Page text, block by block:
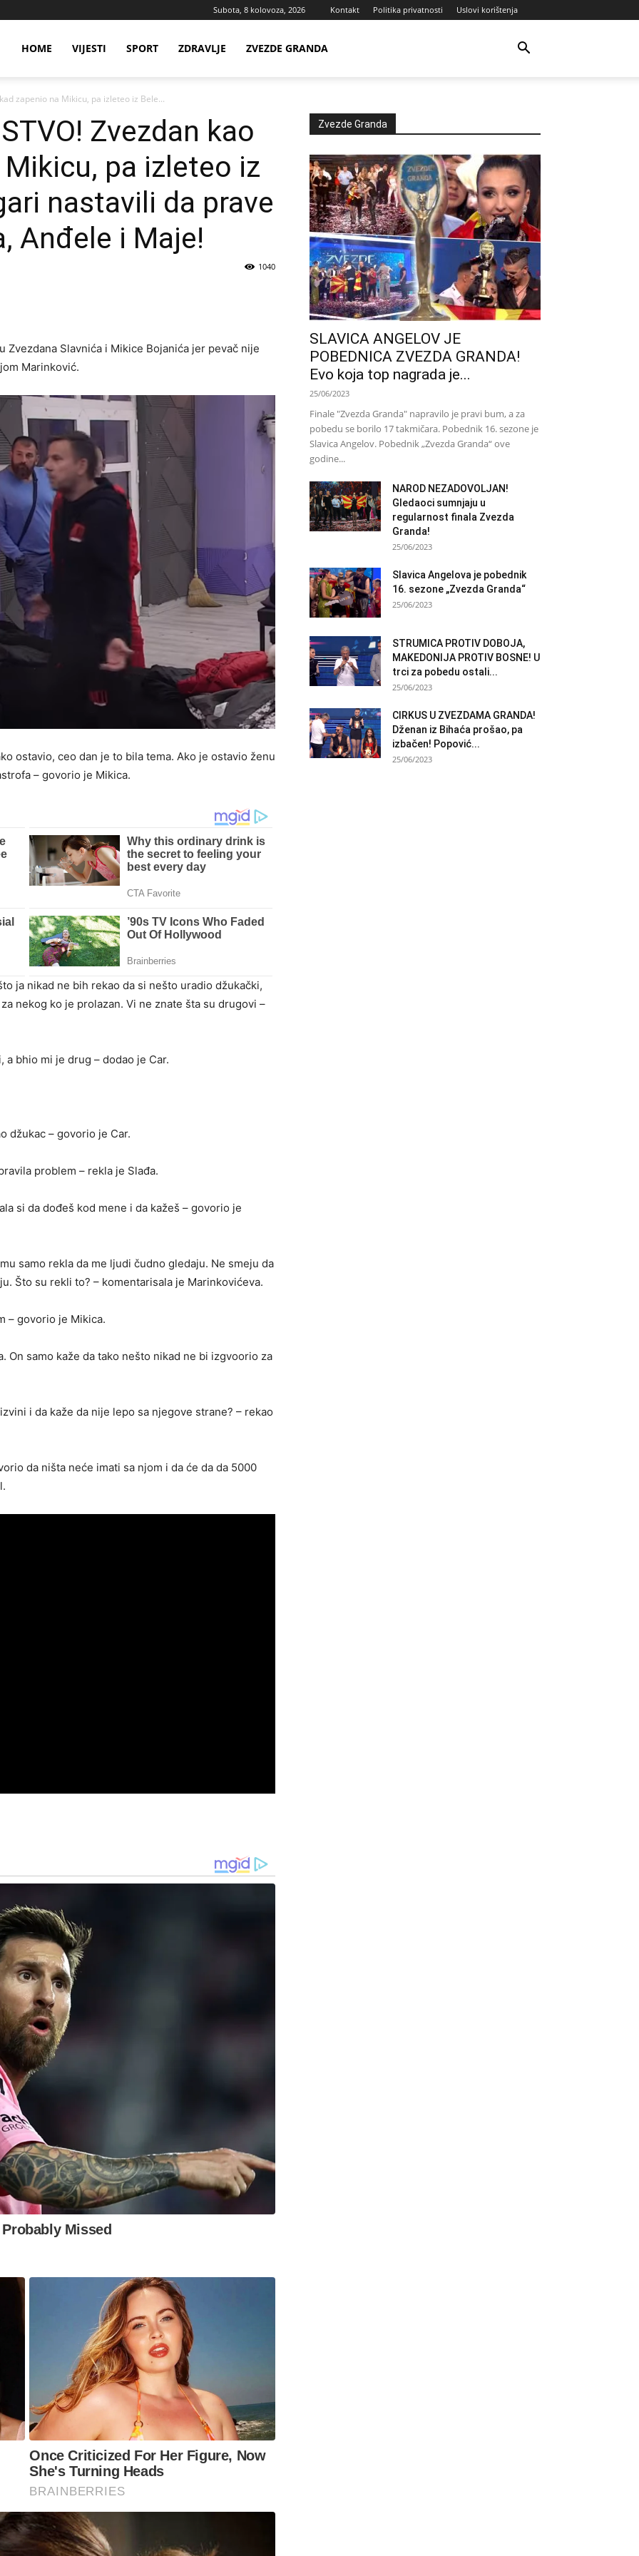
Subota, 8 kolovoza, 2026 Kontakt Politika privatnosti Uslovi korištenja
HOME VIJESTI SPORT ZDRAVLJE ZVEZDE GRANDA
zapenio na Mikicu, pa izleteo iz Bele...
Zvezdan kao
pa izleteo iz
nastavili da prave
Anđele i Maje!
1040
Zvezdana Slavnića i Mikice Bojanića jer pevač nije
Marinković.
ostavio, ceo dan je to bila tema. Ako je ostavio ženu
– govorio je Mikica.
ja nikad ne bih rekao da si nešto uradio džukački,
nekog ko je prolazan. Vi ne znate šta su drugovi –
a bhio mi je drug – dodao je Car.
džukac – govorio je Car.
problem – rekla je Slađa.
si da dođeš kod mene i da kažeš – govorio je
samo rekla da me ljudi čudno gledaju. Ne smeju da
Što su rekli to? – komentarisala je Marinkovićeva.
– govorio je Mikica.
On samo kaže da tako nešto nikad ne bi izgvoorio za
i da kaže da nije lepo sa njegove strane? – rekao
da ništa neće imati sa njom i da će da da 5000
Zvezde Granda
SLAVICA ANGELOV JE
POBEDNICA ZVEZDA GRANDA!
Evo koja top nagrada je...
25/06/2023
Finale "Zvezda Granda" napravilo je pravi bum, a za
pobedu se borilo 17 takmičara. Pobednik 16. sezone je
Slavica Angelov. Pobednik „Zvezda Granda“ ove
godine...
NAROD NEZADOVOLJAN!
Gledaoci sumnjaju u
regularnost finala Zvezda
Granda!
25/06/2023
Slavica Angelova je pobednik
16. sezone „Zvezda Granda“
25/06/2023
STRUMICA PROTIV DOBOJA,
MAKEDONIJA PROTIV BOSNE! U
trci za pobedu ostali...
25/06/2023
CIRKUS U ZVEZDAMA GRANDA!
Dženan iz Bihaća prošao, pa
izbačen! Popović...
25/06/2023